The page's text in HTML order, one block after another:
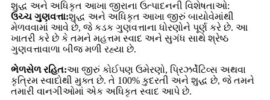
શુદ્ધ અને અધિકૃત આખા જીરાના ઉત્પાદનની વિશેષતાઓ:
ઉચ્ચ ગુણવત્તા:શુદ્ધ અને અધિકૃત આખા જીરું બાયોવેમાંથી
મેળવવામાં આવે છે, જે કડક ગુણવત્તાના ધોરણોને પૂર્ણ કરે છે. આ
ખાતરી કરે છે કે તમને મહત્તમ સ્વાદ અને સુગંધ સાથે શ્રેષ્ઠ
ગુણવત્તાવાળા બીજ મળી રહ્યા છે.
ભેળસેળ રહિત:આ જીરું કોઈપણ ઉમેરણો, પ્રિઝર્વેટિવ્સ અથવા
કૃત્રિમ સ્વાદોથી મુક્ત છે. તે 100% કુદરતી અને શુદ્ધ છે, જે તમને
તમારી વાનગીઓમાં એક અધિકૃત સ્વાદ આપે છે.